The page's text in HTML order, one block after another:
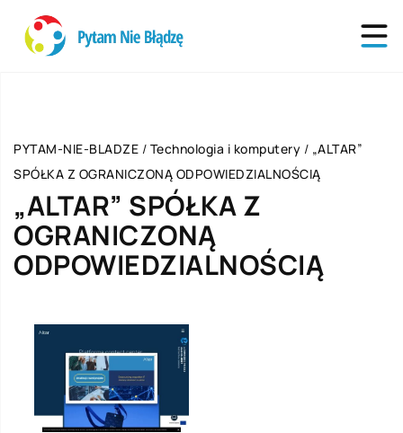
PYTAM-NIE-BLADZE / Technologia i komputery / „ALTAR”
SPÓŁKA Z OGRANICZONĄ ODPOWIEDZIALNOŚCIĄ
„ALTAR” SPÓŁKA Z
OGRANICZONĄ
ODPOWIEDZIALNOŚCIĄ